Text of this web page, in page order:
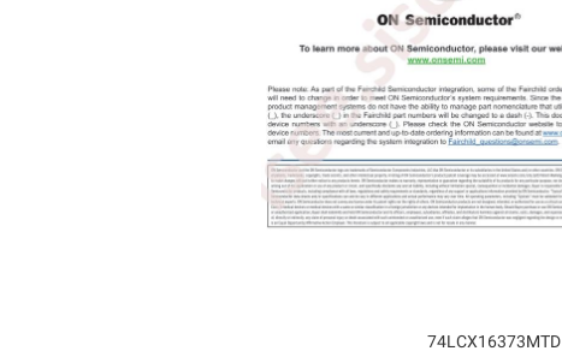
74LCX16373MTD